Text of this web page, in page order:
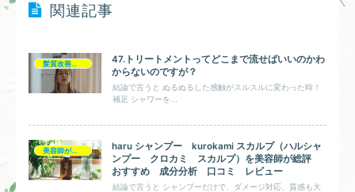
関連記事
髪質改善とヘアの疑問
47.トリートメントってどこまで流せばいいのかわ
からないのですが？
結論で言うと ぬるぬるした感触がスルスルに変わった時！
補足 シャワーを...
美容師が総評シャンプー
haru シャンプー kurokami スカルプ（ハルシャ
ンプー クロカミ スカルプ）を美容師が総評
おすすめ 成分分析 口コミ レビュー
結論で言うと シャンプーだけで、ダメージ対応、質感も大